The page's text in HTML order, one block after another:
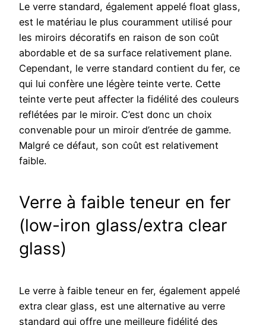
Le verre standard, également appelé float glass,
est le matériau le plus couramment utilisé pour
les miroirs décoratifs en raison de son coût
abordable et de sa surface relativement plane.
Cependant, le verre standard contient du fer, ce
qui lui confère une légère teinte verte. Cette
teinte verte peut affecter la fidélité des couleurs
reflétées par le miroir. C’est donc un choix
convenable pour un miroir d’entrée de gamme.
Malgré ce défaut, son coût est relativement
faible.
Verre à faible teneur en fer
(low-iron glass/extra clear
glass)
Le verre à faible teneur en fer, également appelé
extra clear glass, est une alternative au verre
standard qui offre une meilleure fidélité des